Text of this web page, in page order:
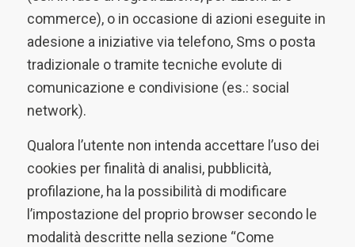
commerce), o in occasione di azioni eseguite in
adesione a iniziative via telefono, Sms o posta
tradizionale o tramite tecniche evolute di
comunicazione e condivisione (es.: social
network).
Qualora l’utente non intenda accettare l’uso dei
cookies per finalità di analisi, pubblicità,
profilazione, ha la possibilità di modificare
l’impostazione del proprio browser secondo le
modalità descritte nella sezione “Come